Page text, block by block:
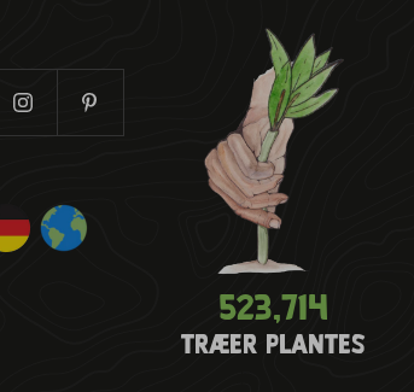
523,785
TRÆER PLANTES